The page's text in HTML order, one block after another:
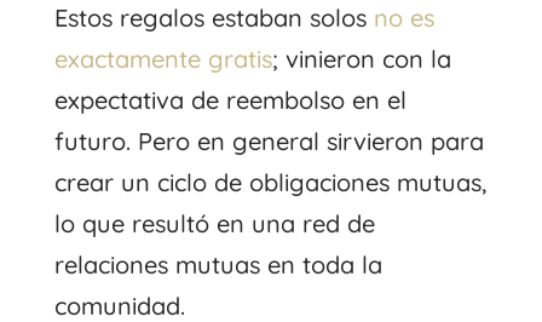
Estos regalos estaban solos no es
exactamente gratis; vinieron con la
expectativa de reembolso en el
futuro. Pero en general sirvieron para
crear un ciclo de obligaciones mutuas,
lo que resultó en una red de
relaciones mutuas en toda la
comunidad.